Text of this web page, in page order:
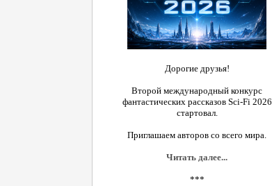
Дорогие друзья!
Второй международный конкурс
фантастических рассказов Sci-Fi 2026
стартовал.
Приглашаем авторов со всего мира.
Читать далее...
***